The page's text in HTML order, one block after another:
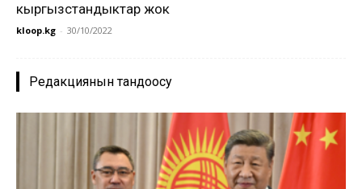
кыргызстандыктар жок
kloop.kg - 30/10/2022
Редакциянын тандоосу